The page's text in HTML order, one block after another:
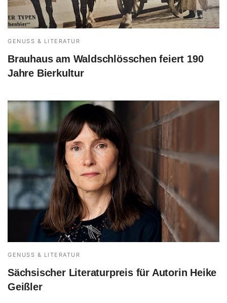
GENUSS & LITERATUR
Brauhaus am Waldschlösschen feiert 190
Jahre Bierkultur
GENUSS & LITERATUR
Sächsischer Literaturpreis für Autorin Heike
Geißler